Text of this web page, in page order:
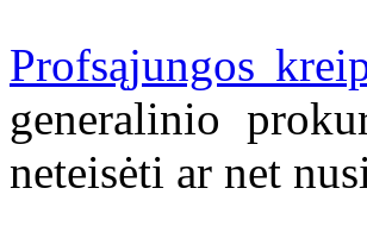
Profsąjungos
generalinio
neteisėti ar net